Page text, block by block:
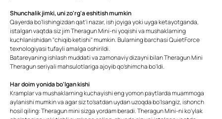
Shunchalik jimki, uni zo'rg'a eshitish mumkin
Qayerda bo'lishingizdan qat'i nazar, ish joyiga yoki uyga ketayotganda,
istalgan vaqtda siz jim Theragun Mini-ni yoqishi va mushaklarning
kuchlanishidan "chiqib ketishi" mumkin. Bularning barchasi QuietForce
texnologiyasi tufayli amalga oshirildi.
Batareyaning ishlash muddati va zamonaviy dizayni bilan Theragun Mini
Theragun seriyali mahsulotlariga ajoyib qo'shimcha bo'ldi.
Har doim yonida bo'lgan kishi
Kramplar va mushaklarning kuchayishi eng yomon paytlarda muammoga
aylanishi mumkin va agar siz to'satdan uydan uzoqda bo'lsangiz, ishonch
hosil qiling: Theragun mini sizga yordam beradi. Theragun Mini-ni ko'ylak